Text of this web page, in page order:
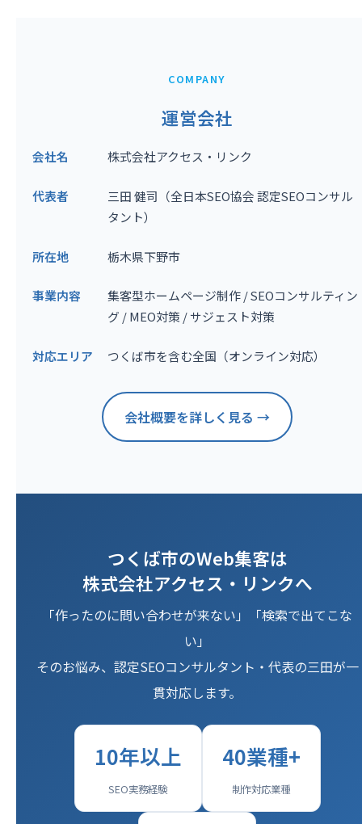
COMPANY
運営会社
会社名 株式会社アクセス・リンク
代表者
三田 健司（全日本SEO協会 認定SEOコンサル
タント）
所在地 栃木県下野市
事業内容
集客型ホームページ制作 / SEOコンサルティン
グ / MEO対策 / サジェスト対策
対応エリア つくば市を含む全国（オンライン対応）
会社概要を詳しく見る →
つくば市のWeb集客は
株式会社アクセス・リンクへ
「作ったのに問い合わせが来ない」「検索で出てこな
い」
そのお悩み、認定SEOコンサルタント・代表の三田が一
貫対応します。
10年以上
SEO実務経験
40業種+
制作対応業種